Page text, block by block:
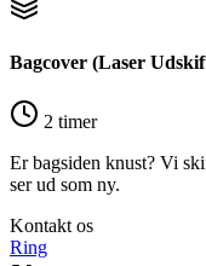
Bagcover (Laser
2 timer
Er bagsiden knust? Vi
ser ud som ny.
Kontakt os
Ring